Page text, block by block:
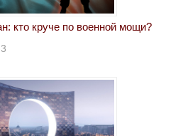
кто круче по военной мощи?